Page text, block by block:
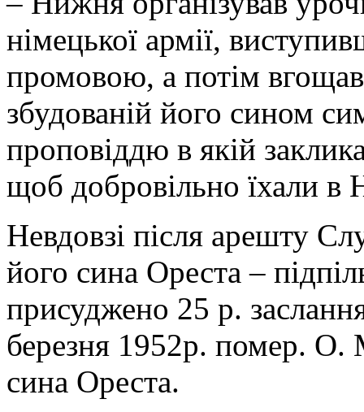
німецької армії,
промовою, а потім
збудованій його сином
проповіддю в якій
щоб добровільно їхали
Невдовзі після арешту
його сина Ореста –
присуджено 25 р.
березня 1952р. помер. О.
сина Ореста.